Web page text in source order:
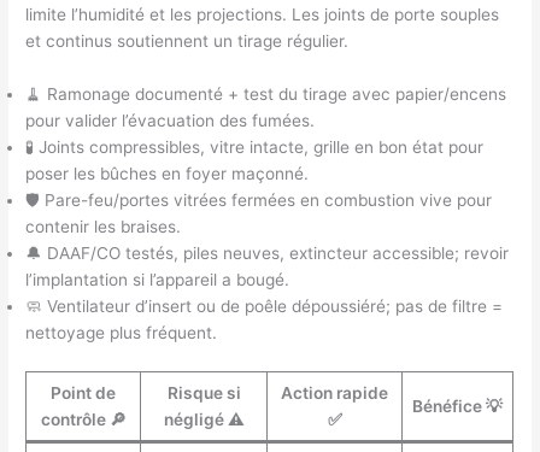
limite l’humidité et les projections. Les joints de porte souples
et continus soutiennent un tirage régulier.
🧹 Ramonage documenté + test du tirage avec papier/encens
pour valider l’évacuation des fumées.
🧪 Joints compressibles, vitre intacte, grille en bon état pour
poser les bûches en foyer maçonné.
🛡️ Pare-feu/portes vitrées fermées en combustion vive pour
contenir les braises.
🔔 DAAF/CO testés, piles neuves, extincteur accessible; revoir
l’implantation si l’appareil a bougé.
🧼 Ventilateur d’insert ou de poêle dépoussiéré; pas de filtre =
nettoyage plus fréquent.
Point de
contrôle 🔎
Risque si
négligé ⚠️
Action rapide
✅
Bénéfice 💡